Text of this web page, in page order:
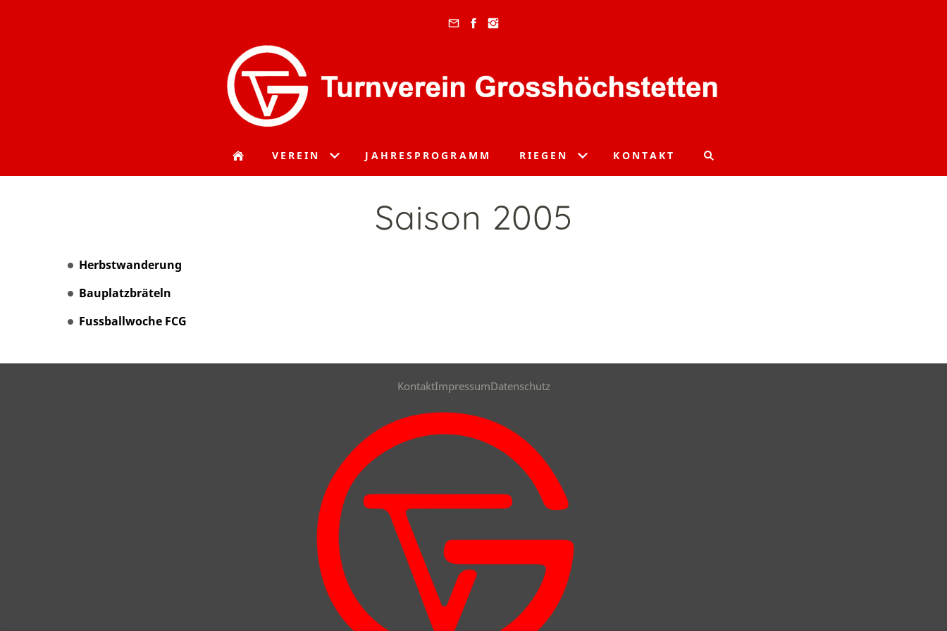
VEREIN JAHRESPROGRAMM RIEGEN KONTAKT
Saison 2005
Herbstwanderung
Bauplatzbräteln
Fussballwoche FCG
KontaktImpressumDatenschutz